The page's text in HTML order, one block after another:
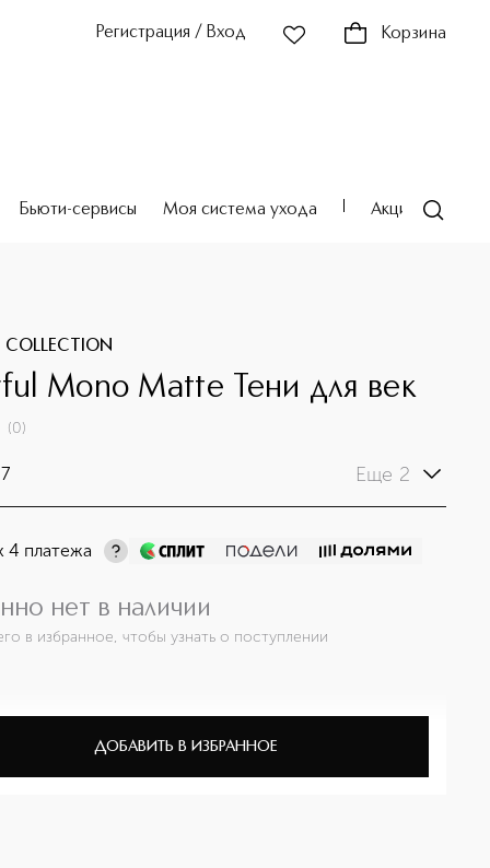
Регистрация / Вход Корзина
Бьюти-сервисы Моя система ухода Акции
COLLECTION
Mono Matte Тени для век
(0)
Еще 2
4 платежа
нет в наличии
в избранное, чтобы узнать о поступлении
ДОБАВИТЬ В ИЗБРАННОЕ